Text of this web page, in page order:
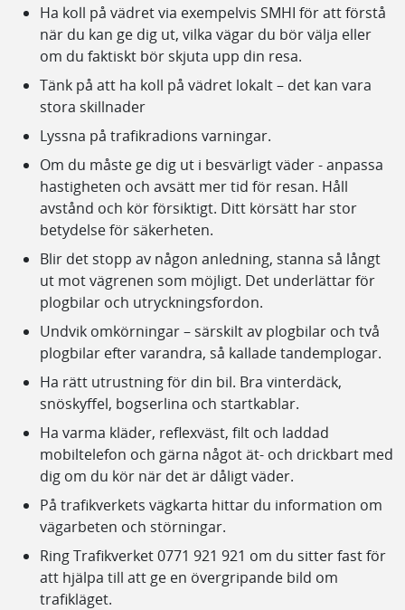
Ha koll på vädret via exempelvis SMHI för att förstå
när du kan ge dig ut, vilka vägar du bör välja eller
om du faktiskt bör skjuta upp din resa.
Tänk på att ha koll på vädret lokalt – det kan vara
stora skillnader
Lyssna på trafikradions varningar.
Om du måste ge dig ut i besvärligt väder - anpassa
hastigheten och avsätt mer tid för resan. Håll
avstånd och kör försiktigt. Ditt körsätt har stor
betydelse för säkerheten.
Blir det stopp av någon anledning, stanna så långt
ut mot vägrenen som möjligt. Det underlättar för
plogbilar och utryckningsfordon.
Undvik omkörningar – särskilt av plogbilar och två
plogbilar efter varandra, så kallade tandemplogar.
Ha rätt utrustning för din bil. Bra vinterdäck,
snöskyffel, bogserlina och startkablar.
Ha varma kläder, reflexväst, filt och laddad
mobiltelefon och gärna något ät- och drickbart med
dig om du kör när det är dåligt väder.
På trafikverkets vägkarta hittar du information om
vägarbeten och störningar.
Ring Trafikverket 0771 921 921 om du sitter fast för
att hjälpa till att ge en övergripande bild om
trafikläget.